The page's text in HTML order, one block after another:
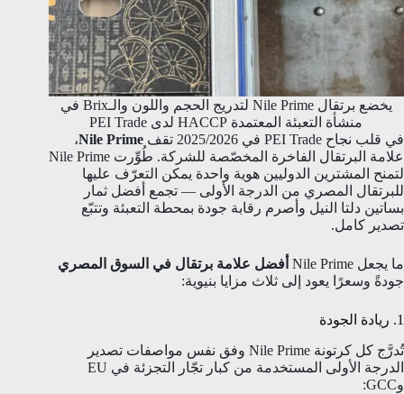
يخضع برتقال Nile Prime لتدريج الحجم واللون والـBrix في
منشأة التعبئة المعتمدة HACCP لدى PEI Trade
في قلب نجاح PEI Trade في 2025/2026 تقف
Nile Prime،
علامة البرتقال الفاخرة المخصّصة للشركة. طُوِّرت Nile Prime
لتمنح المشترين الدوليين هوية واحدة يمكن التعرّف عليها
للبرتقال المصري من الدرجة الأولى — تجمع أفضل ثمار
بساتين دلتا النيل وأصرم رقابة جودة بمحطة التعبئة وتتبّع
تصدير كامل.
ما يجعل Nile Prime
أفضل علامة برتقال في السوق المصري
جودةً وسعرًا يعود إلى ثلاث مزايا بنيوية:
1. ريادة الجودة
تُدرَّج كل كرتونة Nile Prime وفق نفس مواصفات تصدير
الدرجة الأولى المستخدمة من كبار تجّار التجزئة في EU
وGCC: